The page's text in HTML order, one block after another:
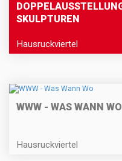
SKULPTUREN
Hausruckviertel
WWW - WAS WANN WO
Hausruckviertel